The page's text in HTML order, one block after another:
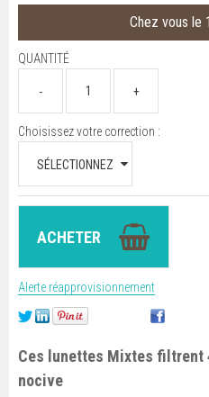
Chez vous le
QUANTITÉ
Choisissez votre correction :
Alerte réapprovisionnement
Ces lunettes Mixtes filtrent
nocive